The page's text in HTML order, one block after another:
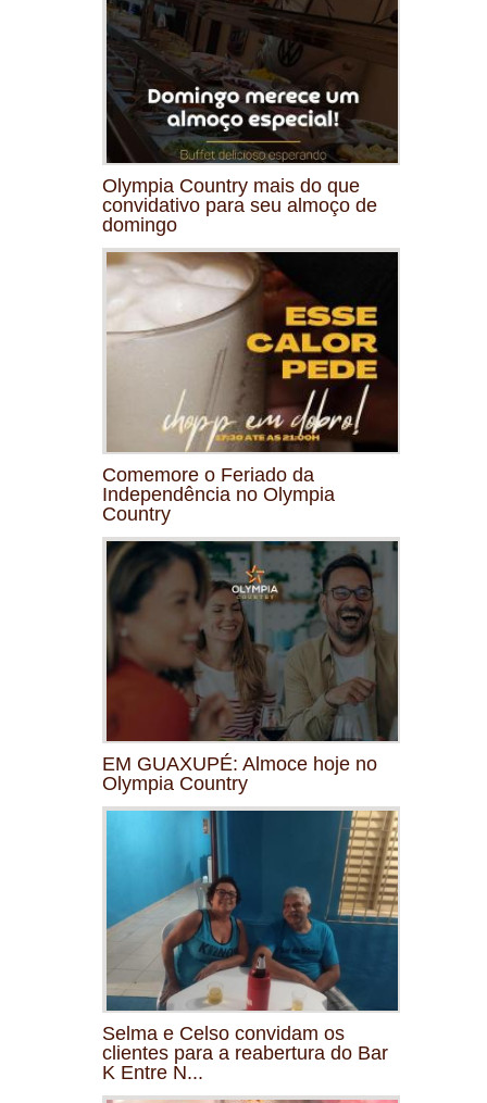
Olympia Country mais do que
convidativo para seu almoço de
domingo
Comemore o Feriado da
Independência no Olympia
Country
EM GUAXUPÉ: Almoce hoje no
Olympia Country
Selma e Celso convidam os
clientes para a reabertura do Bar
K Entre N...